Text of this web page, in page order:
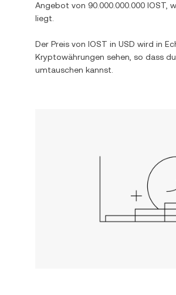
Angebot von 90.000.000.000 IOST ,
liegt.
Der Preis von IOST in USD wird in
Kryptowährungen sehen, so dass du
umtauschen kannst.